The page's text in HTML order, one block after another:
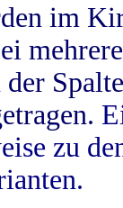
im
zu